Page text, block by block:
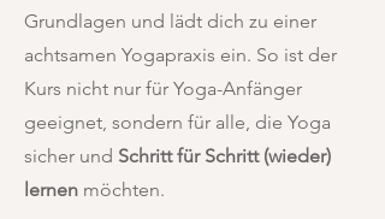
Grundlagen und lädt dich zu einer
achtsamen Yogapraxis ein. So ist der
Kurs nicht nur für Yoga-Anfänger
geeignet, sondern für alle, die Yoga
sicher und Schritt für Schritt (wieder)
lernen möchten.